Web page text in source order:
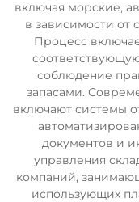
включая морские,
в зависимости от
Процесс
соблюдение
запасами.
включают системы
документов и
управления
компаний,
использующих